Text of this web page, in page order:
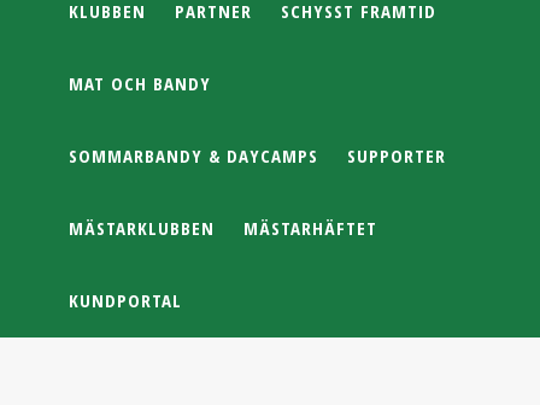
KLUBBEN PARTNER SCHYSST FRAMTID
MAT OCH BANDY
SOMMARBANDY & DAYCAMPS SUPPORTER
MÄSTARKLUBBEN MÄSTARHÄFTET
KUNDPORTAL